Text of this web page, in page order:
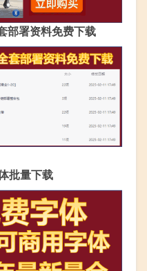
部署资料免费下载
批量下载